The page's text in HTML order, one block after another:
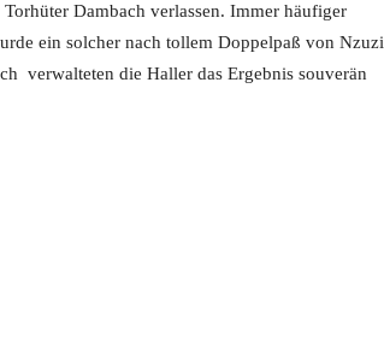
Dambach verlassen. Immer häufiger
ein solcher nach tollem Doppelpaß von Nzuzi
verwalteten die Haller das Ergebnis souverän